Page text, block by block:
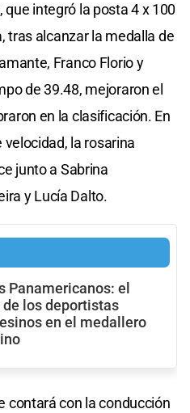
integró la posta 4 x 100
tras alcanzar la medalla de
Franco Florio y
de 39.48, mejoraron el
en la clasificación. En
velocidad, la rosarina
junto a Sabrina
y Lucía Dalto.
Panamericanos: el
de los deportistas
en el medallero
contará con la conducción